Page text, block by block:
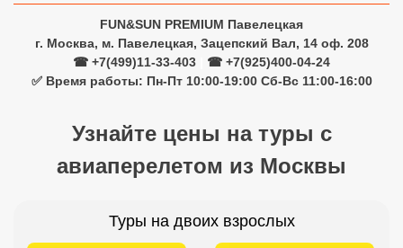
FUN&SUN PREMIUM Павелецкая
г. Москва, м. Павелецкая, Зацепский Вал, 14 оф. 208
☎ +7(499)11-33-403
☎ +7(925)400-04-24
✅ Время работы: Пн-Пт 10:00-19:00 Сб-Вс 11:00-16:00
Узнайте цены на туры с
авиаперелетом из Москвы
Туры на двоих взрослых